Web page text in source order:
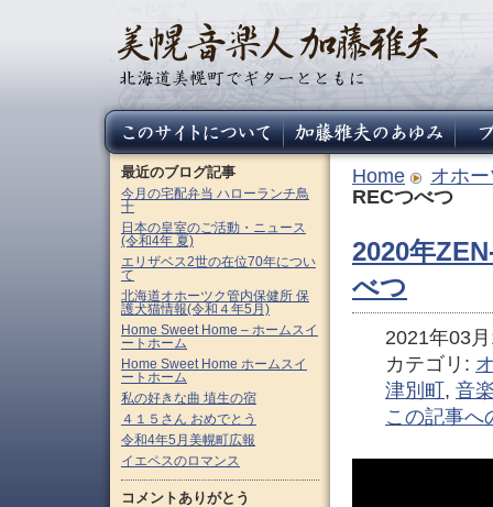
Home
オホ
RECつべつ
2020年
べつ
2021年03
カテゴリ:
津別町 , 音
この記事へ
最近のブログ記事
今月の宅配弁当 ハローランチ鳥
十
日本の皇室のご活動・ニュース
(令和4年 夏)
エリザベス2世の在位70年につい
て
北海道オホーツク管内保健所 保
護犬猫情報(令和４年5月)
Home Sweet Home – ホームスイ
ートホーム
Home Sweet Home ホームスイ
ートホーム
私の好きな曲 埴生の宿
４１５さん おめでとう
令和4年5月美幌町広報
イエペスのロマンス
コメントありがとう